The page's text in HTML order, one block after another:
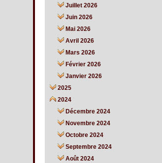
Juillet 2026
Juin 2026
Mai 2026
Avril 2026
Mars 2026
Février 2026
Janvier 2026
2025
2024
Décembre 2024
Novembre 2024
Octobre 2024
Septembre 2024
Août 2024